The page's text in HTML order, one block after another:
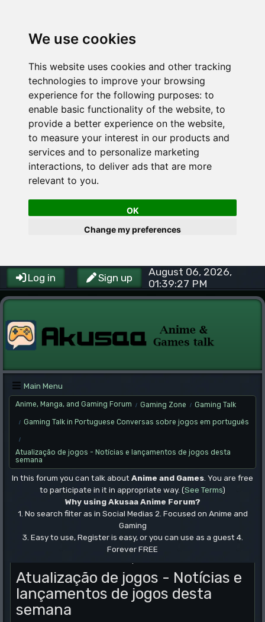
We use cookies
This website uses cookies and other tracking
technologies to improve your browsing
experience for the following purposes: to
enable basic functionality of the website, to
provide a better experience on the website,
to measure your interest in our products and
services and to personalize marketing
interactions, to deliver ads that are more
relevant to you.
OK
Change my preferences
Log in Sign up
August 06, 2026,
01:39:27 PM
Main Menu
Anime, Manga, and Gaming Forum / Gaming Zone / Gaming Talk
/ Gaming Talk in Portuguese Conversas sobre jogos em português
/
Atualização de jogos - Notícias e lançamentos de jogos desta
semana
In this forum you can talk about Anime and Games . You are free
to participate in it in appropriate way. (See Terms)
Why using Akusaa Anime Forum?
1. No search filter as in Social Medias 2. Focused on Anime and
Gaming
3. Easy to use, Register is easy, or you can use as a guest 4.
Forever FREE
Atualização de jogos - Notícias e
lançamentos de jogos desta
semana